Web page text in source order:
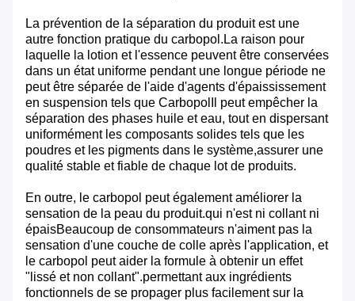
La prévention de la séparation du produit est une
autre fonction pratique du carbopol.La raison pour
laquelle la lotion et l'essence peuvent être conservées
dans un état uniforme pendant une longue période ne
peut être séparée de l'aide d'agents d'épaississement
en suspension tels que CarbopolIl peut empêcher la
séparation des phases huile et eau, tout en dispersant
uniformément les composants solides tels que les
poudres et les pigments dans le système,assurer une
qualité stable et fiable de chaque lot de produits.
En outre, le carbopol peut également améliorer la
sensation de la peau du produit.qui n'est ni collant ni
épaisBeaucoup de consommateurs n'aiment pas la
sensation d'une couche de colle après l'application, et
le carbopol peut aider la formule à obtenir un effet
"lissé et non collant".permettant aux ingrédients
fonctionnels de se propager plus facilement sur la